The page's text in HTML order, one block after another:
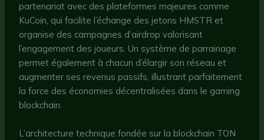
partenariat avec des plateformes majeures comme
KuCoin, qui facilite l’échange des jetons HMSTR et
organise des campagnes d’airdrop valorisant
l’engagement des joueurs. Un système de parrainage
permet également à chacun d’élargir son réseau et
augmenter ses revenus passifs, illustrant parfaitement
la force des économies décentralisées dans le gaming
blockchain.
L’architecture technique fondée sur la blockchain TON